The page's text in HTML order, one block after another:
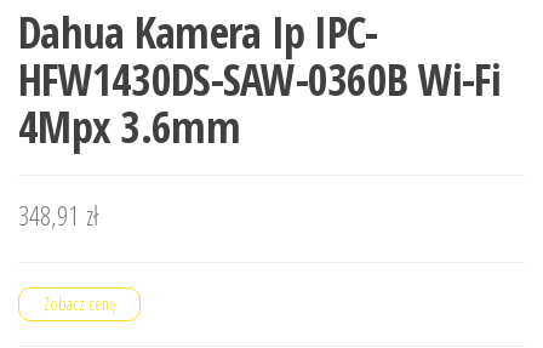
Dahua Kamera Ip IPC-
HFW1430DS-SAW-0360B Wi-Fi
4Mpx 3.6mm
348,91 zł
Zobacz cenę